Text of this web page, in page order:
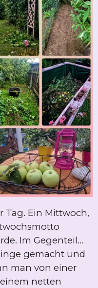
Tag. Ein Mittwoch,
Im Gegenteil...
gemacht und
man von einer
netten